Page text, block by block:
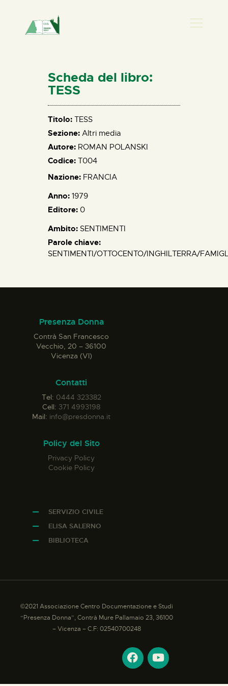
HOME
CHI SIAMO
NEWS
PERCORSI
BIBLIOTECA
ELISA SALERNO
Scheda del libro:
TESS
Titolo: TESS
Sezione: Altri media
Autore: ROMAN POLANSKI
Codice: T004
Nazione: FRANCIA
Anno: 1979
Editore: 0
Ambito: SENTIMENTI
Parole chiave:
SENTIMENTI/OTTOCENTO/INGHILTERRA/
Presenza Donna
Contrà San Francesco
Vecchio, 20 – 36100
Vicenza (VI)
Contatti
Tel: 0444 323382
Cell: 371 4993198
Mail: info@presdonna.it
Policy del Sito
Privacy Policy
Cookie Policy
SERVIZIO CIVILE
ELISA SALERNO
BIBLIOTECA
©2021 Associazione Centro Documentazione e Studi
“Presenza Donna”, Contrà Mure Pallamaio 23, 36100
– Vicenza – C.F: 02540700248